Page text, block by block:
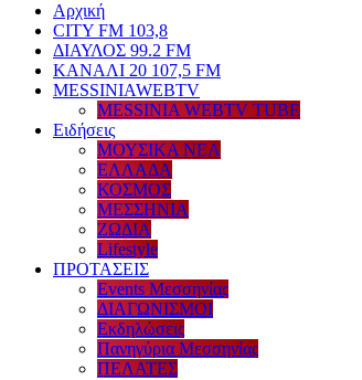
Αρχική
CITY FM 103,8
ΔΙΑΥΛΟΣ 99.2 FM
ΚΑΝΑΛΙ 20 107,5 FM
MESSINIAWEBTV
MESSINIA WEBTV TUBE
Eιδήσεις
ΜΟΥΣΙΚΑ ΝΕΑ
ΕΛΛΑΔΑ
ΚΟΣΜΟΣ
ΜΕΣΣΗΝΙΑ
ΖΩΔΙΑ
Lifestyle
ΠΡΟΤΑΣΕΙΣ
Events Μεσσηνίας
ΔΙΑΓΩΝΙΣΜΟΙ
Εκδηλώσεις
Πανηγύρια Μεσσηνίας
ΠΕΛΑΤΕΣ